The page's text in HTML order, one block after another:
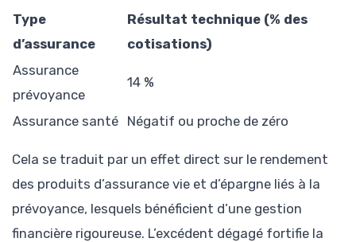
Type
d’assurance
Résultat technique (% des
cotisations)
Assurance
prévoyance
14 %
Assurance santé Négatif ou proche de zéro
Cela se traduit par un effet direct sur le rendement
des produits d’assurance vie et d’épargne liés à la
prévoyance, lesquels bénéficient d’une gestion
financière rigoureuse. L’excédent dégagé fortifie la